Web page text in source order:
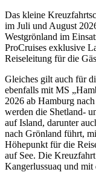
Das kleine
im Juli und August
Westgrönland im
ProCruises exklusive
Reiseleitung für die
Gleiches gilt auch für
ebenfalls mit MS
2026 ab Hamburg
werden die Shetland-
auf Island, darunter
nach Grönland führt,
Höhepunkt für die
auf See. Die
Kangerlussuaq und